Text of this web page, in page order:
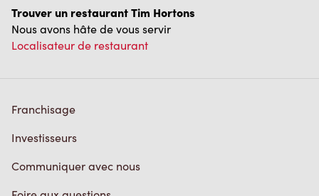
Trouver un restaurant Tim Hortons
Nous avons hâte de vous servir
Localisateur de restaurant
Franchisage
Investisseurs
Communiquer avec nous